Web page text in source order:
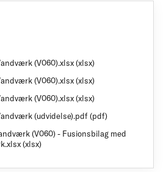
(V060).xlsx (xlsx)
(V060).xlsx (xlsx)
(V060).xlsx (xlsx)
(udvidelse).pdf (pdf)
(V060) - Fusionsbilag med
(xlsx)